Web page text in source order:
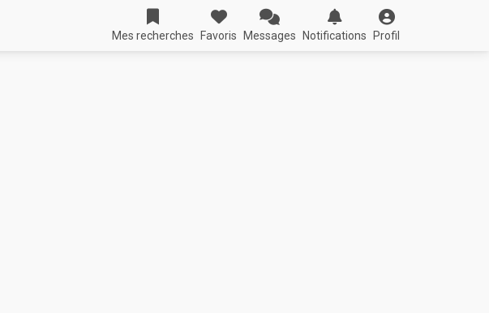
Mes recherches Favoris Messages Notifications Profil